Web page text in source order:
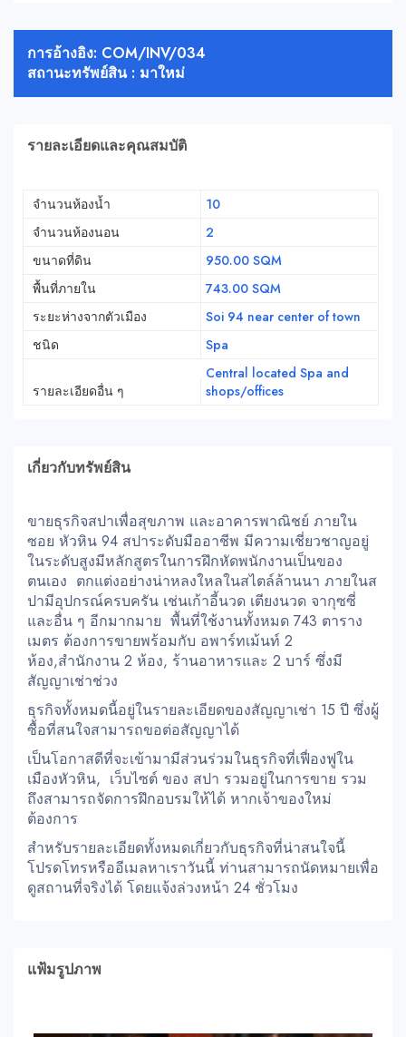
การอ้างอิง: COM/INV/034
สถานะทรัพย์สิน : มาใหม่
รายละเอียดและคุณสมบัติ
จำนวนห้องน้ำ
10
จำนวนห้องนอน
2
ขนาดที่ดิน
950.00 SQM
พื้นที่ภายใน
743.00 SQM
ระยะห่างจากตัวเมือง
Soi 94 near center of town
ชนิด
Spa
รายละเอียดอื่น ๆ
Central located Spa and
shops/offices
เกี่ยวกับทรัพย์สิน
ขายธุรกิจสปาเพื่อสุขภาพ และอาคารพาณิชย์ ภายใน
ซอย หัวหิน 94 สปาระดับมืออาชีพ มีความเชี่ยวชาญอยู่
ในระดับสูงมีหลักสูตรในการฝึกหัดพนักงานเป็นของ
ตนเอง ตกแต่งอย่างน่าหลงใหลในสไตล์ล้านนา ภายในส
ปามีอุปกรณ์ครบครัน เช่นเก้าอี้นวด เตียงนวด จากุซซี่
และอื่น ๆ อีกมากมาย พื้นที่ใช้งานทั้งหมด 743 ตาราง
เมตร ต้องการขายพร้อมกับ อพาร์ทเม้นท์ 2
ห้อง,สำนักงาน 2 ห้อง, ร้านอาหารและ 2 บาร์ ซึ่งมี
สัญญาเช่าช่วง
ธุรกิจทั้งหมดนี้อยู่ในรายละเอียดของสัญญาเช่า 15 ปี ซึ่งผู้
ซื้อที่สนใจสามารถขอต่อสัญญาได้
เป็นโอกาสดีที่จะเข้ามามีส่วนร่วมในธุรกิจที่เฟื่องฟูใน
เมืองหัวหิน, เว็บไซต์ ของ สปา รวมอยู่ในการขาย รวม
ถึงสามารถจัดการฝึกอบรมให้ได้ หากเจ้าของใหม่
ต้องการ
สำหรับรายละเอียดทั้งหมดเกี่ยวกับธุรกิจที่น่าสนใจนี้
โปรดโทรหรืออีเมลหาเราวันนี้ ท่านสามารถนัดหมายเพื่อ
ดูสถานที่จริงได้ โดยแจ้งล่วงหน้า 24 ชั่วโมง
แฟ้มรูปภาพ